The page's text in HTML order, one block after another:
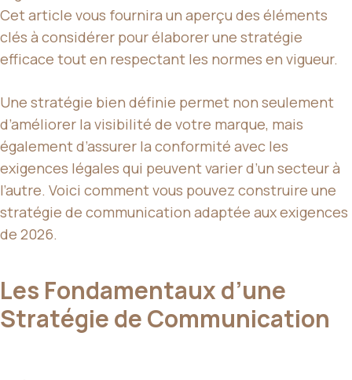
Cet article vous fournira un aperçu des éléments
clés à considérer pour élaborer une stratégie
efficace tout en respectant les normes en vigueur.
Une stratégie bien définie permet non seulement
d’améliorer la visibilité de votre marque, mais
également d’assurer la conformité avec les
exigences légales qui peuvent varier d’un secteur à
l’autre. Voici comment vous pouvez construire une
stratégie de communication adaptée aux exigences
de 2026.
Les Fondamentaux d’une
Stratégie de Communication